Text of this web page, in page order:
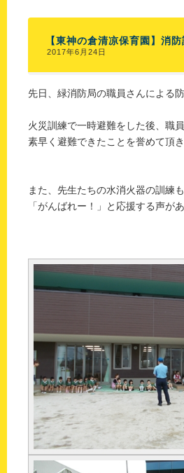
【東神の倉清凉保育園】消
2017年6月24日
先日、緑消防局の職員さんによる
火災訓練で一時避難をした後、職
素早く避難できたことを誉めて頂
また、先生たちの水消火器の訓練
「がんばれー！」と応援する声が